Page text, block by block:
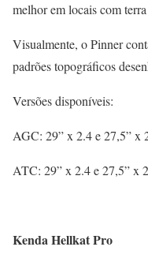
melhor em locais com
Visualmente, o Pinner
padrões topográficos
Versões disponíveis:
AGC: 29” x 2.4 e 27,5” x
ATC: 29” x 2.4 e 27,5” x
Kenda Hellkat Pro